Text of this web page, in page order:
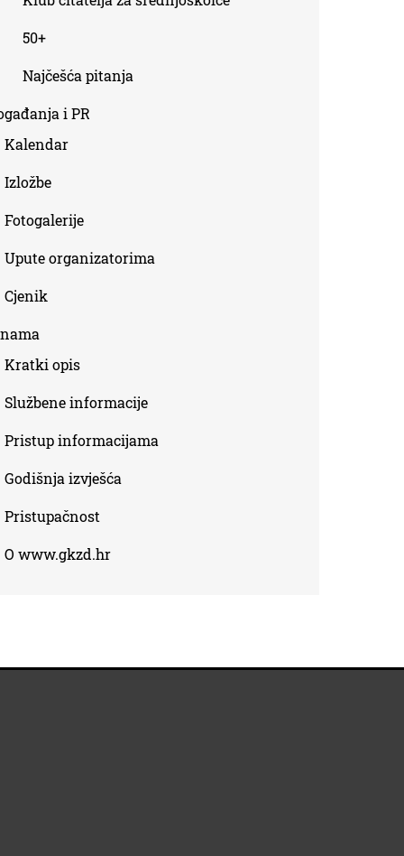
50+
Najčešća pitanja
i PR
Kalendar
Izložbe
Fotogalerije
Upute organizatorima
Cjenik
Kratki opis
Službene informacije
Pristup informacijama
Godišnja izvješća
Pristupačnost
O www.gkzd.hr